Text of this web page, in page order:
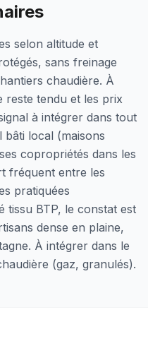
selon altitude et
sans freinage
chaudière. À
reste tendu et les prix
à intégrer dans tout
local (maisons
copropriétés dans les
fréquent entre les
pratiquées
tissu BTP, le constat est
dense en plaine,
À intégrer dans le
(gaz, granulés).